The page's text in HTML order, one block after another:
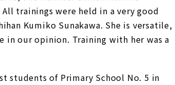
trainings were held in a very good
Kumiko Sunakawa. She is versatile,
in our opinion. Training with her was a
students of Primary School No. 5 in